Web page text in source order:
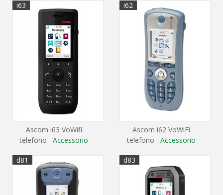
i63
Ascom i63 VoWifi
telefonoAccessorio
i62
Ascom i62 VoWiFi
telefono Accessorio
d81 d83